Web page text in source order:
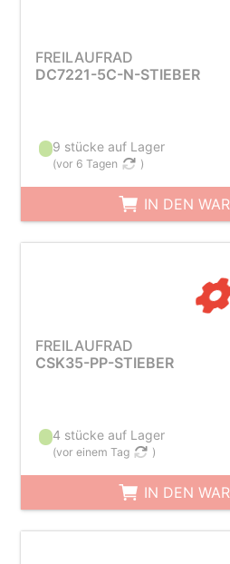
FREILAUFRAD
DC7221-5C-N-STIEBER
9 stücke auf Lager
(vor 6 Tagen )
IN DEN
FREILAUFRAD
CSK35-PP-STIEBER
4 stücke auf Lager
(vor einem Tag )
IN DEN